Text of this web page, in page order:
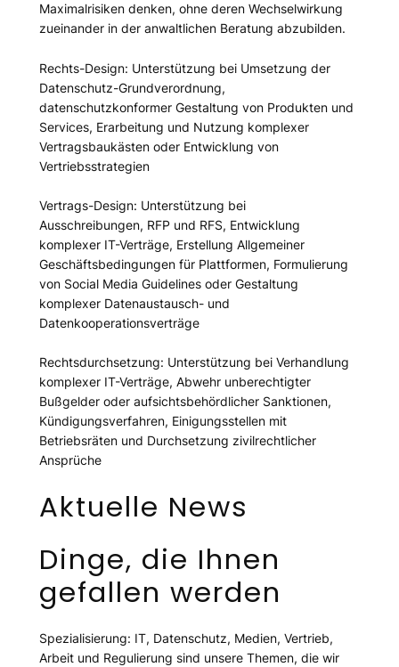
Maximalrisiken denken, ohne deren Wechselwirkung
zueinander in der anwaltlichen Beratung abzubilden.
Rechts-Design: Unterstützung bei Umsetzung der
Datenschutz-Grundverordnung,
datenschutzkonformer Gestaltung von Produkten und
Services, Erarbeitung und Nutzung komplexer
Vertragsbaukästen oder Entwicklung von
Vertriebsstrategien
Vertrags-Design: Unterstützung bei
Ausschreibungen, RFP und RFS, Entwicklung
komplexer IT-Verträge, Erstellung Allgemeiner
Geschäftsbedingungen für Plattformen, Formulierung
von Social Media Guidelines oder Gestaltung
komplexer Datenaustausch- und
Datenkooperationsverträge
Rechtsdurchsetzung: Unterstützung bei Verhandlung
komplexer IT-Verträge, Abwehr unberechtigter
Bußgelder oder aufsichtsbehördlicher Sanktionen,
Kündigungsverfahren, Einigungsstellen mit
Betriebsräten und Durchsetzung zivilrechtlicher
Ansprüche
Aktuelle News
Dinge, die Ihnen
gefallen werden
Spezialisierung: IT, Datenschutz, Medien, Vertrieb,
Arbeit und Regulierung sind unsere Themen, die wir